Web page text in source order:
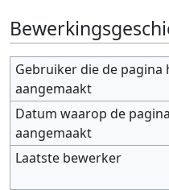
Gebruiker die de pagina
aangemaakt
Datum waarop de
aangemaakt
Laatste bewerker